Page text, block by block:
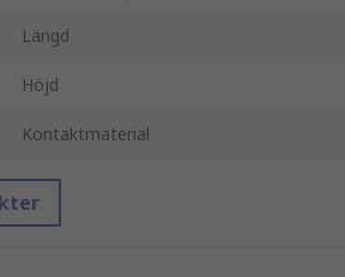
Längd
Höjd
Kontaktmaterial